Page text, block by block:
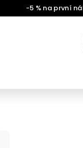
-5 % na první